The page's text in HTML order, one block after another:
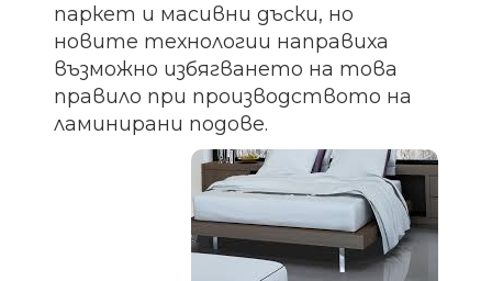
паркет и масивни дъски, но
новите технологии направиха
възможно избягването на това
правило при производството на
ламинирани подове.